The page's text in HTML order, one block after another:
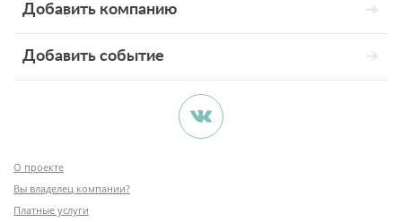
Добавить компанию
Добавить событие
О проекте
Вы владелец компании?
Платные услуги